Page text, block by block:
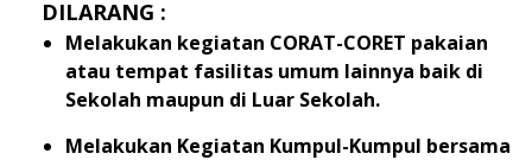
DILARANG :
Melakukan kegiatan CORAT-CORET pakaian
atau tempat fasilitas umum lainnya baik di
Sekolah maupun di Luar Sekolah.
Melakukan Kegiatan Kumpul-Kumpul bersama